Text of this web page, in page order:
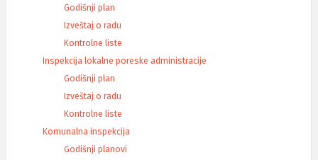
Godišnji plan
Izveštaj o radu
Kontrolne liste
Inspekcija lokalne poreske administracije
Godišnji plan
Izveštaj o radu
Kontrolne liste
Komunalna inspekcija
Godišnji planovi